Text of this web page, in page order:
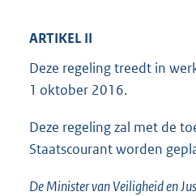
ARTIKEL II
Deze regeling treedt in
1 oktober 2016.
Deze regeling zal met de
Staatscourant worden
De Minister van Veiligheid en